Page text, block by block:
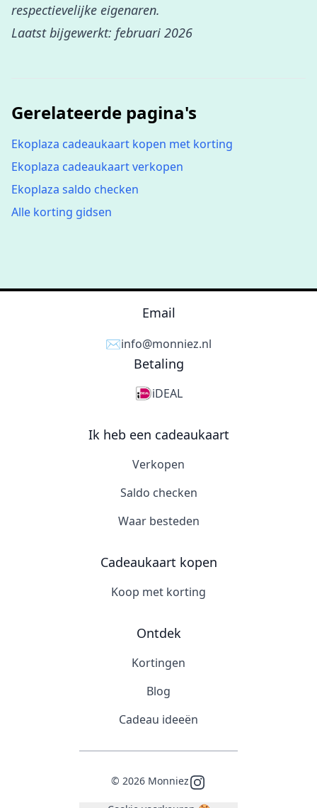
respectievelijke eigenaren.
Laatst bijgewerkt: februari 2026
Gerelateerde pagina's
Ekoplaza cadeaukaart kopen met korting
Ekoplaza cadeaukaart verkopen
Ekoplaza saldo checken
Alle korting gidsen
Email
✉️info@monniez.nl
Betaling
iDEAL
Ik heb een cadeaukaart
Verkopen
Saldo checken
Waar besteden
Cadeaukaart kopen
Koop met korting
Ontdek
Kortingen
Blog
Cadeau ideeën
© 2026 MonniezInstagram